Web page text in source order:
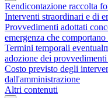
Rendicontazione raccolta
Interventi straordinari e di
Provvedimenti adottati
emergenza che
Termini temporali
adozione dei
Costo previsto degli
dall'amministrazione
Altri contenuti